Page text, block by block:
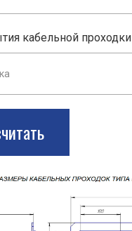
кабельной проходки